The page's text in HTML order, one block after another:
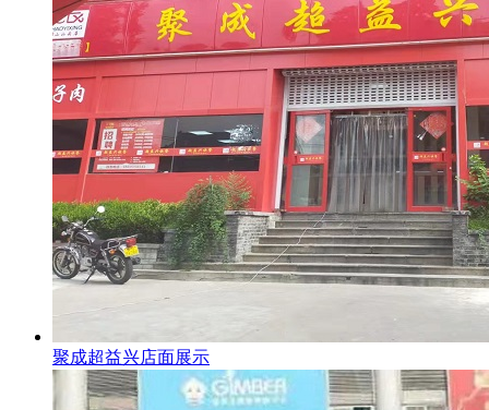
聚成超益兴店面展示